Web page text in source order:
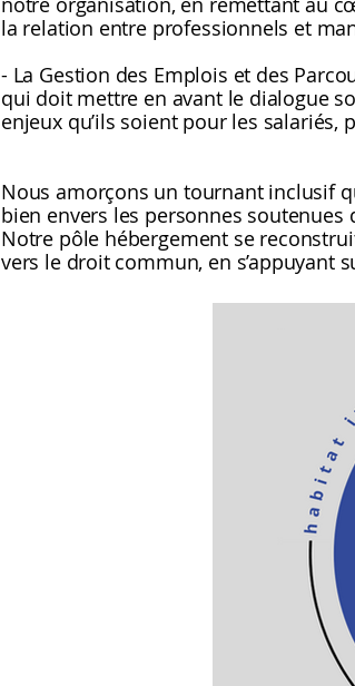
la relation entre professionnels et
- La Gestion des Emplois et des
qui doit mettre en avant le dialogue
enjeux qu’ils soient pour les salariés,
Nous amorçons un tournant inclusif
bien envers les personnes soutenues
Notre pôle hébergement se
vers le droit commun, en s’appuyant